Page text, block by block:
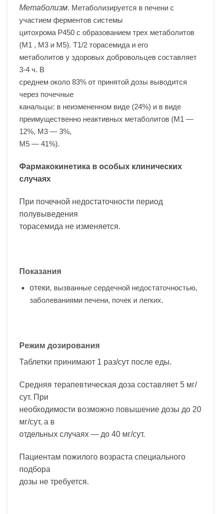
Метаболизм. Метаболизируется в печени с
участием ферментов системы
цитохрома Р450 с образованием трех метаболитов
(M1 , М3 и М5). T1/2 торасемида и его
метаболитов у здоровых добровольцев составляет
3-4 ч. В
среднем около 83% от принятой дозы выводится
через почечные
канальцы: в неизмененном виде (24%) и в виде
преимущественно неактивных метаболитов (M1 —
12%, М3 — 3%,
М5 — 41%).
Фармакокинетика в особых клинических
случаях
При почечной недостаточности период
полувыведения
торасемида не изменяется.
Показания
отеки, вызванные сердечной недостаточностью,
заболеваниями печени, почек и легких.
Режим дозирования
Таблетки принимают 1 раз/сут после еды.
Средняя терапевтическая доза составляет 5 мг/
сут. При
необходимости возможно повышение дозы до 20
мг/сут, а в
отдельных случаях — до 40 мг/сут.
Пациентам пожилого возраста специального
подбора
дозы не требуется.